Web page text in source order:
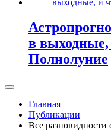
в
Полнолуние
Главная
Публикации
Все